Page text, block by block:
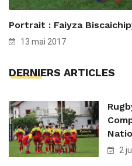
Portrait : Faiyza
13 mai 2017
DERNIERS ARTICLES
2